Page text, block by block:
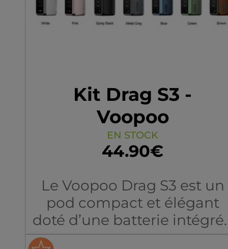
Kit Drag S3 -
Voopoo
EN STOCK
44.90€
Le Voopoo Drag S3 est un
pod compact et élégant
doté d’une batterie
de 3000 mAh, offrant une